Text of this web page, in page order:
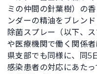
ミの仲間の針葉樹）の
ンダーの精油をブレン
除菌スプレー（以下、
や医療機関で働く関係
県支部でも同様に、同5
感染患者の対応にあた